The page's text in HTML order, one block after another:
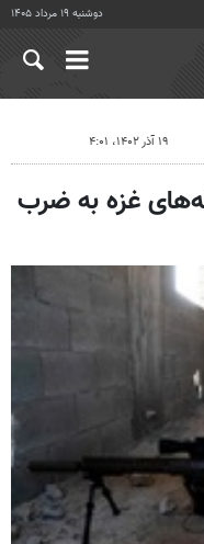
دوشنبه ۱۹ مرداد ۱۴۰۵
۱۹ آذر ۱۴۰۲، ۴:۰۱
غزه به ضرب